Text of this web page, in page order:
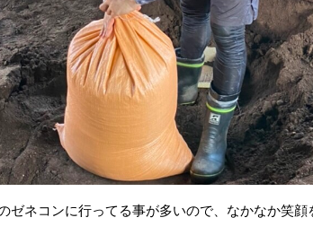
ゼネコンに行ってる事が多いので、なかなか笑